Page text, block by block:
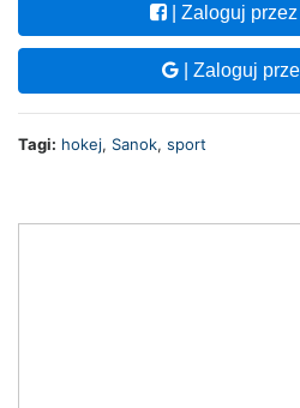
| Zaloguj
| Zaloguj
Tagi: hokej, Sanok, sport